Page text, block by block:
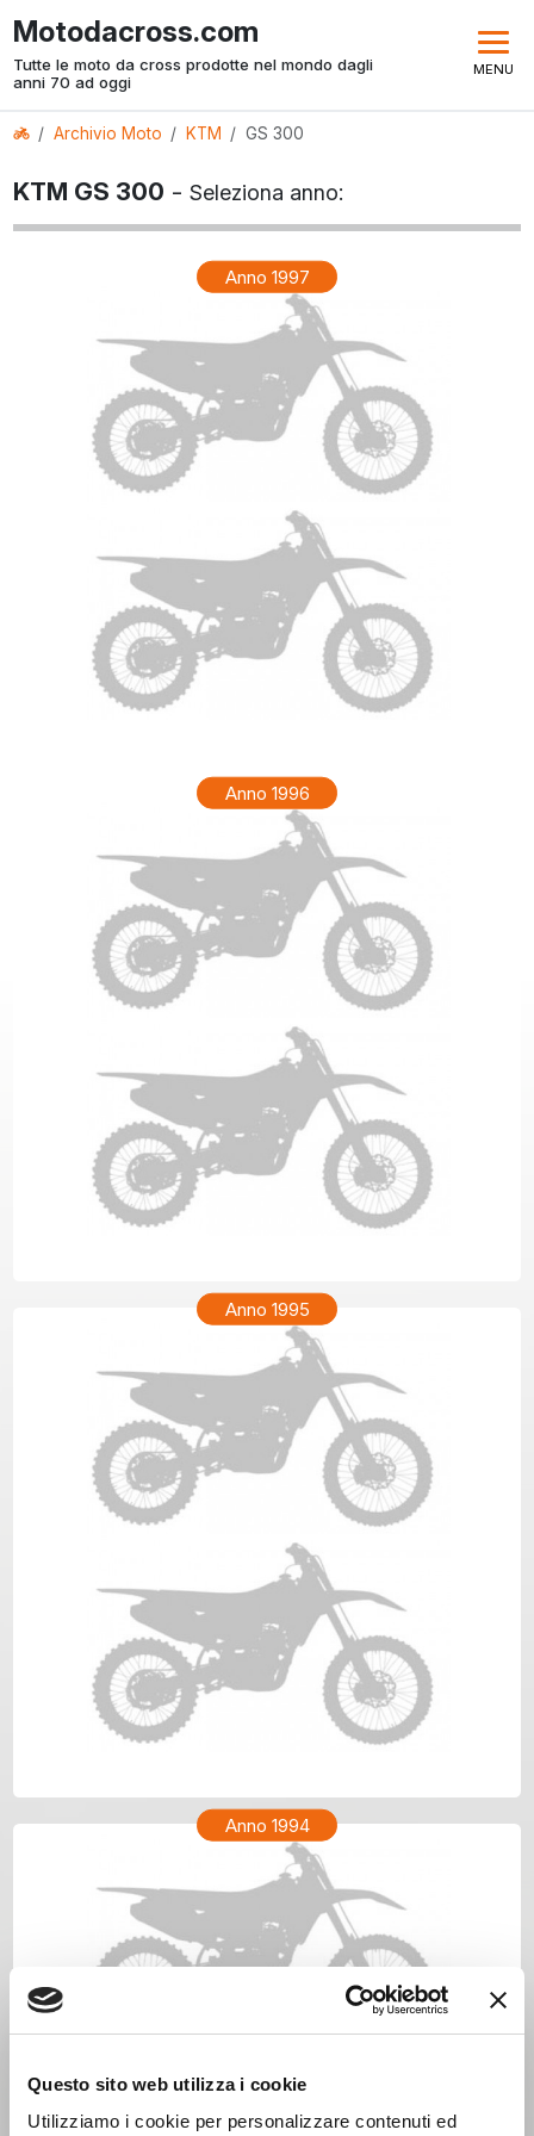
Questo sito web utilizza i cookie
Utilizziamo i cookie per personalizzare contenuti ed
Motodacross.com
Tutte le moto da cross prodotte nel mondo dagli
anni 70 ad oggi
MENU
Archivio Moto KTM GS 300
KTM GS 300 -Seleziona anno:
Anno 1997
Anno 1996
Anno 1995
Anno 1994